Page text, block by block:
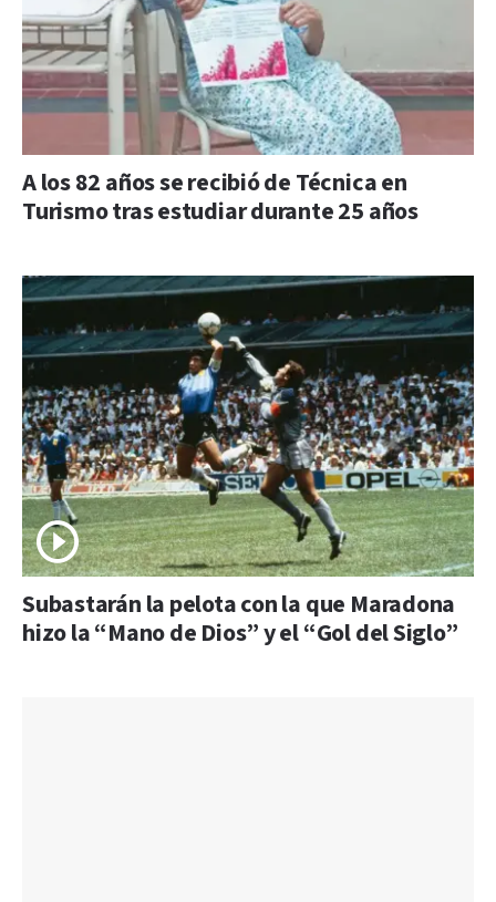
A los 82 años se recibió de Técnica en
Turismo tras estudiar durante 25 años
Subastarán la pelota con la que Maradona
hizo la “Mano de Dios” y el “Gol del Siglo”